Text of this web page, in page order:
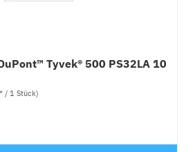
Tyvek® 500 PS32LA 10
/ 1 Stück)